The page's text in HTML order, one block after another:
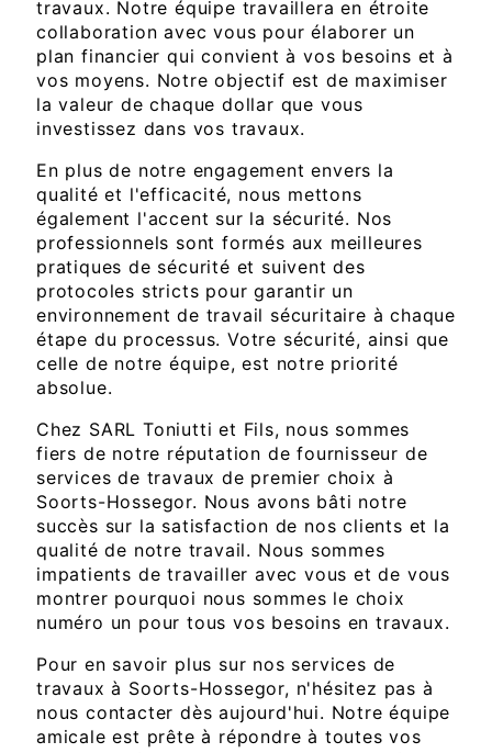
travaux. Notre équipe travaillera en étroite
collaboration avec vous pour élaborer un
plan financier qui convient à vos besoins et à
vos moyens. Notre objectif est de maximiser
la valeur de chaque dollar que vous
investissez dans vos travaux.
En plus de notre engagement envers la
qualité et l'efficacité, nous mettons
également l'accent sur la sécurité. Nos
professionnels sont formés aux meilleures
pratiques de sécurité et suivent des
protocoles stricts pour garantir un
environnement de travail sécuritaire à chaque
étape du processus. Votre sécurité, ainsi que
celle de notre équipe, est notre priorité
absolue.
Chez SARL Toniutti et Fils, nous sommes
fiers de notre réputation de fournisseur de
services de travaux de premier choix à
Soorts-Hossegor. Nous avons bâti notre
succès sur la satisfaction de nos clients et la
qualité de notre travail. Nous sommes
impatients de travailler avec vous et de vous
montrer pourquoi nous sommes le choix
numéro un pour tous vos besoins en travaux.
Pour en savoir plus sur nos services de
travaux à Soorts-Hossegor, n'hésitez pas à
nous contacter dès aujourd'hui. Notre équipe
amicale est prête à répondre à toutes vos